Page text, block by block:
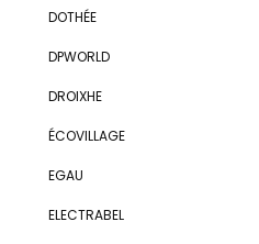
DOTHÉE
DPWORLD
DROIXHE
ÉCOVILLAGE
EGAU
ELECTRABEL